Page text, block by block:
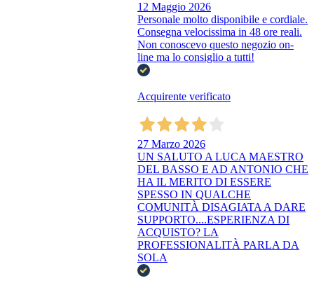
12 Maggio 2026
Personale molto disponibile e cordiale.
Consegna velocissima in 48 ore reali.
Non conoscevo questo negozio on-
line ma lo consiglio a tutti!
Acquirente verificato
27 Marzo 2026
UN SALUTO A LUCA MAESTRO
DEL BASSO E AD ANTONIO CHE
HA IL MERITO DI ESSERE
SPESSO IN QUALCHE
COMUNITÀ DISAGIATA A DARE
SUPPORTO....ESPERIENZA DI
ACQUISTO? LA
PROFESSIONALITÀ PARLA DA
SOLA